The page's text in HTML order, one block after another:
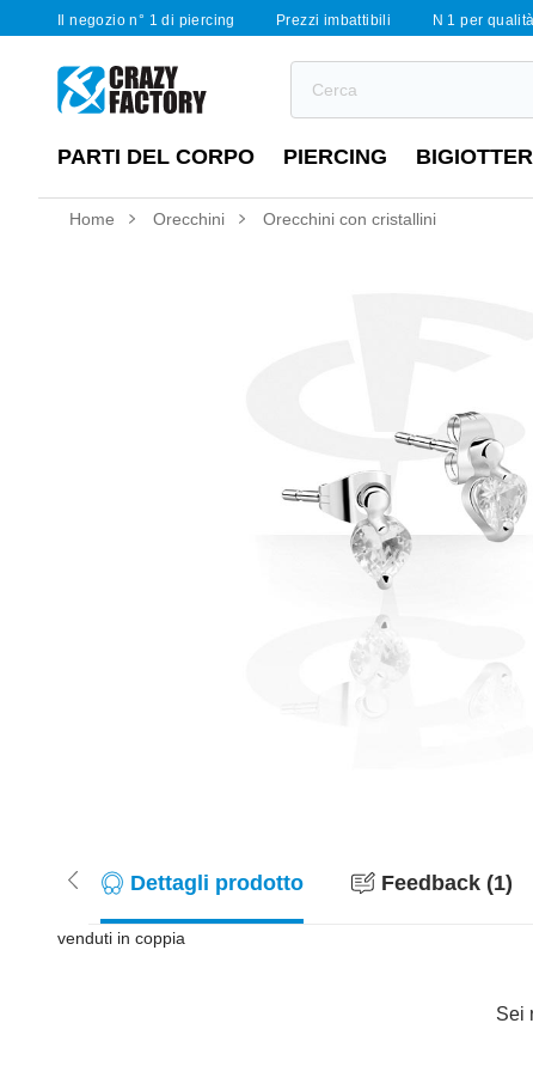
Il negozio n° 1 di piercing Prezzi imbattibili N 1 per
PARTI DEL CORPO PIERCING
Home Orecchini Orecchini con cristallini
Dettagli prodotto Feedback (1)
venduti in coppia
Sei